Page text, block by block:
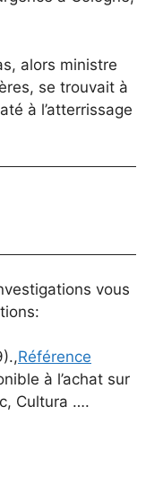
alors ministre
se trouvait à
à l’atterrissage
vous
Référence
à l’achat sur
Cultura ….